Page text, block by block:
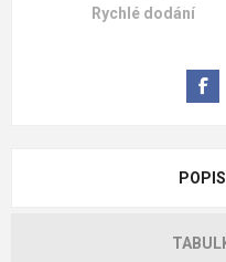
Rychlé dodání